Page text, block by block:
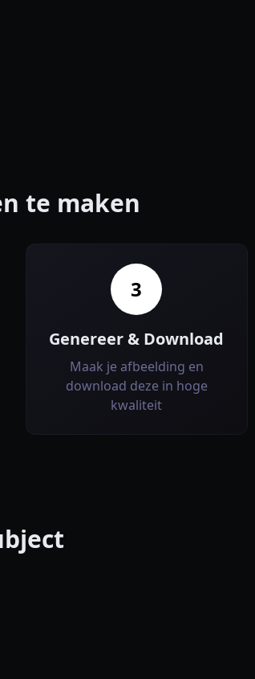
te maken
3
Genereer & Download
Maak je afbeelding en
download deze in hoge
kwaliteit